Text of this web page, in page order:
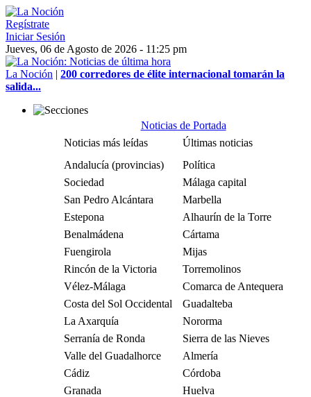
Regístrate
Iniciar Sesión
Jueves, 06 de Agosto de 2026 - 11:25 pm
La Noción | 200 corredores de élite internacional tomarán la
salida...
Noticias de Portada
Noticias más leídas
Últimas noticias
Andalucía (provincias)
Política
Sociedad
Málaga capital
San Pedro Alcántara
Marbella
Estepona
Alhaurín de la Torre
Benalmádena
Cártama
Fuengirola
Mijas
Rincón de la Victoria
Torremolinos
Vélez-Málaga
Comarca de Antequera
Costa del Sol Occidental
Guadalteba
La Axarquía
Nororma
Serranía de Ronda
Sierra de las Nieves
Valle del Guadalhorce
Almería
Cádiz
Córdoba
Granada
Huelva